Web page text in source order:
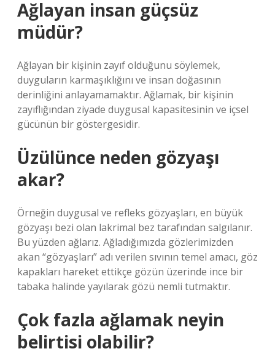
Ağlayan insan güçsüz
müdür?
Ağlayan bir kişinin zayıf olduğunu söylemek,
duyguların karmaşıklığını ve insan doğasının
derinliğini anlayamamaktır. Ağlamak, bir kişinin
zayıflığından ziyade duygusal kapasitesinin ve içsel
gücünün bir göstergesidir.
Üzülünce neden gözyaşı
akar?
Örneğin duygusal ve refleks gözyaşları, en büyük
gözyaşı bezi olan lakrimal bez tarafından salgılanır.
Bu yüzden ağlarız. Ağladığımızda gözlerimizden
akan “gözyaşları” adı verilen sıvının temel amacı, göz
kapakları hareket ettikçe gözün üzerinde ince bir
tabaka halinde yayılarak gözü nemli tutmaktır.
Çok fazla ağlamak neyin
belirtisi olabilir?